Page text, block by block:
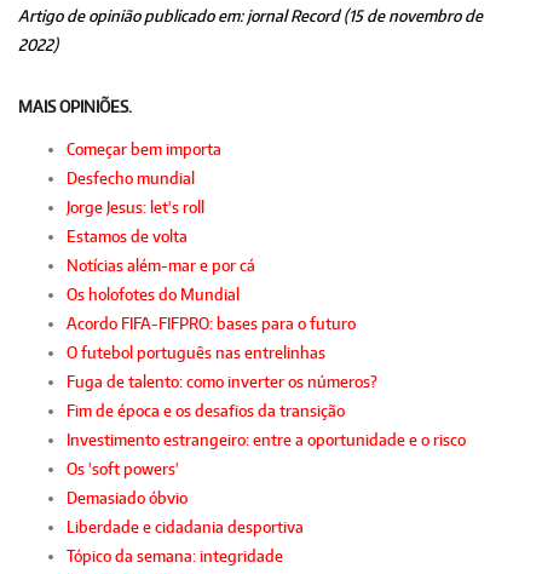
Artigo de opinião publicado em: jornal Record (15 de novembro de
2022)
MAIS OPINIÕES.
Começar bem importa
Desfecho mundial
Jorge Jesus: let's roll
Estamos de volta
Notícias além-mar e por cá
Os holofotes do Mundial
Acordo FIFA-FIFPRO: bases para o futuro
O futebol português nas entrelinhas
Fuga de talento: como inverter os números?
Fim de época e os desafios da transição
Investimento estrangeiro: entre a oportunidade e o risco
Os 'soft powers'
Demasiado óbvio
Liberdade e cidadania desportiva
Tópico da semana: integridade